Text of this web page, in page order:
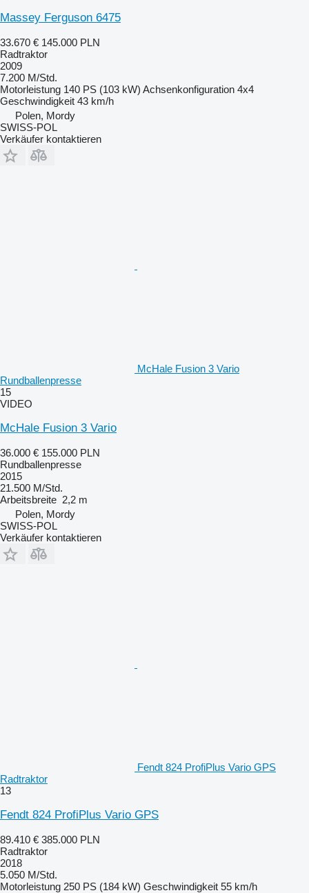
Massey Ferguson 6475
33.670 € 145.000 PLN
Radtraktor
2009
7.200 M/Std.
Motorleistung 140 PS (103 kW) Achsenkonfiguration 4x4
Geschwindigkeit 43 km/h
Polen, Mordy
SWISS-POL
Verkäufer kontaktieren
McHale Fusion 3 Vario
Rundballenpresse
15
VIDEO
McHale Fusion 3 Vario
36.000 € 155.000 PLN
Rundballenpresse
2015
21.500 M/Std.
Arbeitsbreite 2,2 m
Polen, Mordy
SWISS-POL
Verkäufer kontaktieren
Fendt 824 ProfiPlus Vario GPS
Radtraktor
13
Fendt 824 ProfiPlus Vario GPS
89.410 € 385.000 PLN
Radtraktor
2018
5.050 M/Std.
Motorleistung 250 PS (184 kW) Geschwindigkeit 55 km/h